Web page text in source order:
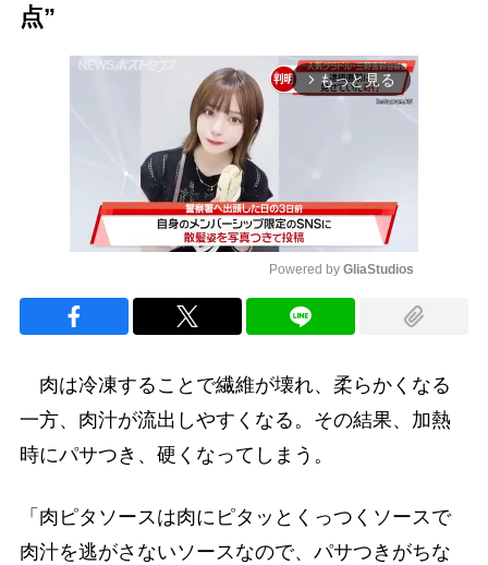
点”
arrow_forward_ios もっと見る
Powered by GliaStudios
肉は冷凍することで繊維が壊れ、柔らかくなる
一方、肉汁が流出しやすくなる。その結果、加熱
時にパサつき、硬くなってしまう。
「肉ピタソースは肉にピタッとくっつくソースで
肉汁を逃がさないソースなので、パサつきがちな